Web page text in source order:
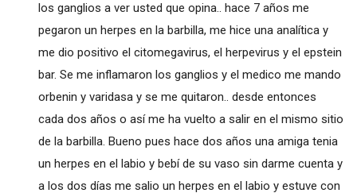
los ganglios a ver usted que opina.. hace 7 años me
pegaron un herpes en la barbilla, me hice una analítica y
me dio positivo el citomegavirus, el herpevirus y el epstein
bar. Se me inflamaron los ganglios y el medico me mando
orbenin y varidasa y se me quitaron.. desde entonces
cada dos años o así me ha vuelto a salir en el mismo sitio
de la barbilla. Bueno pues hace dos años una amiga tenia
un herpes en el labio y bebí de su vaso sin darme cuenta y
a los dos días me salio un herpes en el labio y estuve con